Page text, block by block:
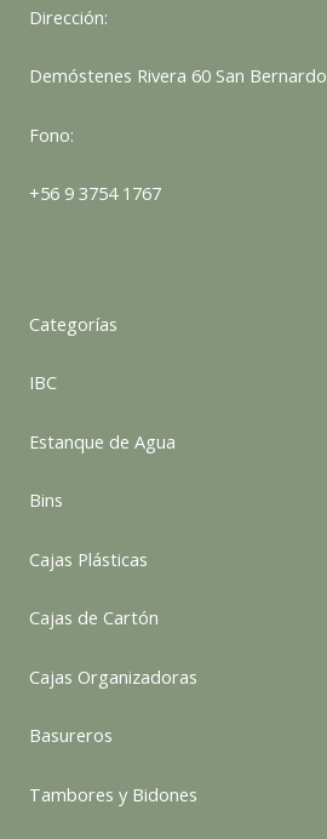
Dirección:
Demóstenes Rivera 60 San Bernardo
Fono:
+56 9 3754 1767
Categorías
IBC
Estanque de Agua
Bins
Cajas Plásticas
Cajas de Cartón
Cajas Organizadoras
Basureros
Tambores y Bidones